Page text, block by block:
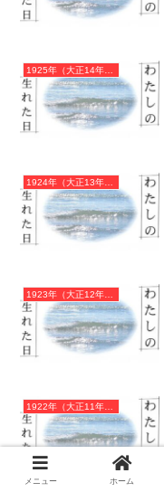
1925年（大正14年）乙丑（きのとうし）・丑年（うし年）カレンダー（月曜はじまり）
1924年（大正13年）甲子（きのえね）・子年カレンダー（月曜はじまり）
1923年（大正12年）癸亥（みずのとい）・亥年カレンダー（月曜はじまり）
1922年（大正11年）壬戌（みずのえいぬ）・戌年カレンダー（月曜はじまり）
メニュー ホーム